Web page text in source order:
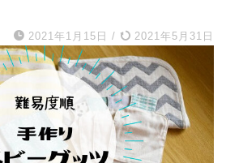
2021年1月15日 / 2021年5月31日